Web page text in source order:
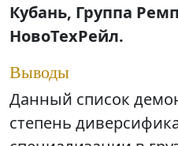
Кубань, Группа
НовоТехРейл.
Выводы
Данный список
степень